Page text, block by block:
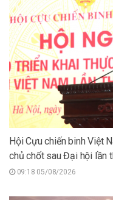
Hội Cựu chiến binh Việt
chủ chốt sau Đại hội lần
09:18 05/08/2026